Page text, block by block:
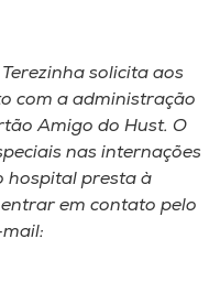
solicita aos
com a administração
Amigo do Hust. O
nas internações
hospital presta à
em contato pelo